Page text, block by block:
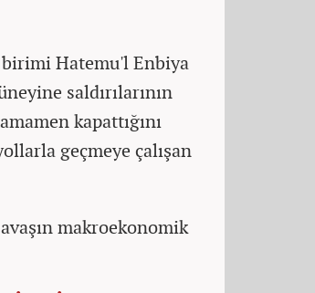
Hatemu'l Enbiya
saldırılarının
kapattığını
geçmeye çalışan
makroekonomik